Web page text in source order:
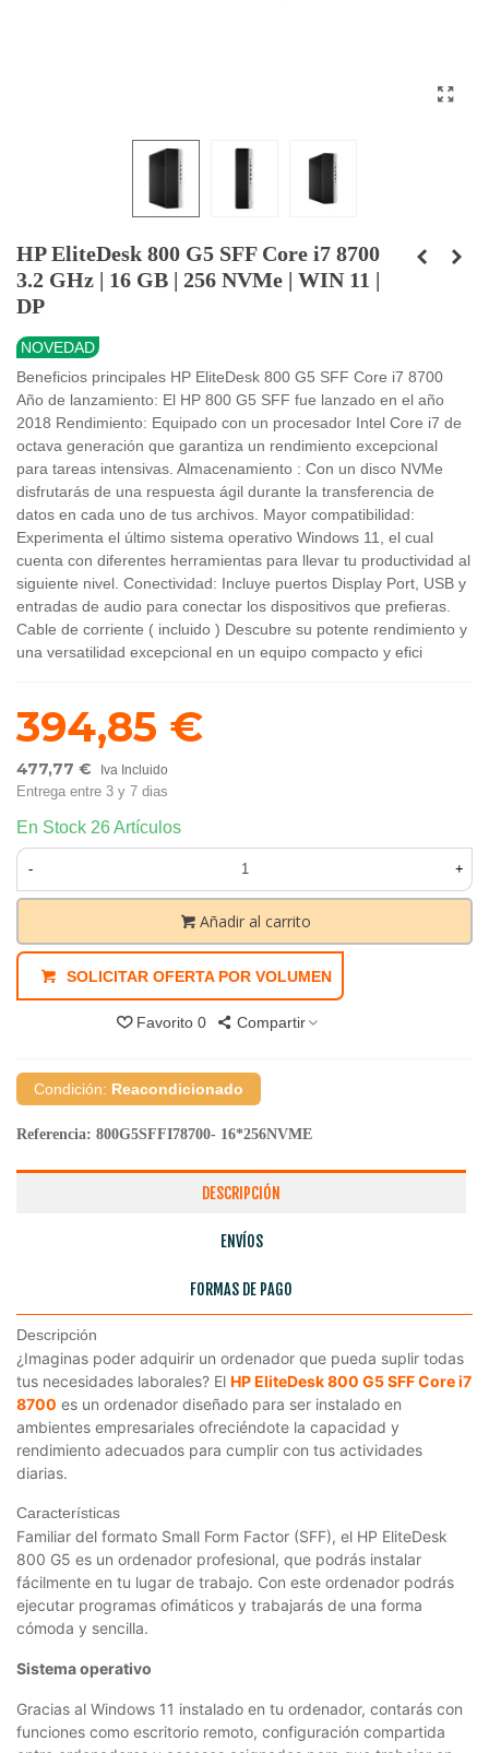
HP EliteDesk 800 G5 SFF Core i7 8700
3.2 GHz | 16 GB | 256 NVMe | WIN 11 |
DP
NOVEDAD
Beneficios principales HP EliteDesk 800 G5 SFF Core i7 8700
Año de lanzamiento: El HP 800 G5 SFF fue lanzado en el año
2018 Rendimiento: Equipado con un procesador Intel Core i7 de
octava generación que garantiza un rendimiento excepcional
para tareas intensivas. Almacenamiento : Con un disco NVMe
disfrutarás de una respuesta ágil durante la transferencia de
datos en cada uno de tus archivos. Mayor compatibilidad:
Experimenta el último sistema operativo Windows 11, el cual
cuenta con diferentes herramientas para llevar tu productividad al
siguiente nivel. Conectividad: Incluye puertos Display Port, USB y
entradas de audio para conectar los dispositivos que prefieras.
Cable de corriente ( incluido ) Descubre su potente rendimiento y
una versatilidad excepcional en un equipo compacto y efici
394,85 €
477,77 € Iva Incluido
Entrega entre 3 y 7 dias
En Stock 26 Artículos
- +
Añadir al carrito
SOLICITAR OFERTA POR VOLUMEN
Favorito 0 Compartir
Condición: Reacondicionado
Referencia: 800G5SFFI78700- 16*256NVME
DESCRIPCIÓN
ENVÍOS
FORMAS DE PAGO
Descripción
¿Imaginas poder adquirir un ordenador que pueda suplir todas
tus necesidades laborales? El HP EliteDesk 800 G5 SFF Core i7
8700 es un ordenador diseñado para ser instalado en
ambientes empresariales ofreciéndote la capacidad y
rendimiento adecuados para cumplir con tus actividades
diarias.
Características
Familiar del formato Small Form Factor (SFF), el HP EliteDesk
800 G5 es un ordenador profesional, que podrás instalar
fácilmente en tu lugar de trabajo. Con este ordenador podrás
ejecutar programas ofimáticos y trabajarás de una forma
cómoda y sencilla.
Sistema operativo
Gracias al Windows 11 instalado en tu ordenador, contarás con
funciones como escritorio remoto, configuración compartida